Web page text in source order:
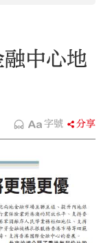
中心地
字號 分享